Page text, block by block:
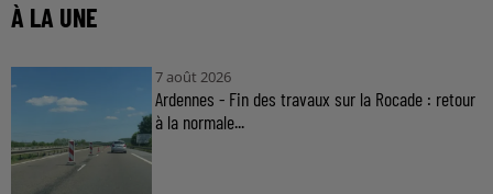
À LA UNE
7 août 2026
Ardennes - Fin des travaux sur la Rocade : retour
à la normale...